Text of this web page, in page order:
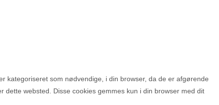
kategoriseret som nødvendige, i din browser, da de er afgørende
websted. Disse cookies gemmes kun i din browser med dit